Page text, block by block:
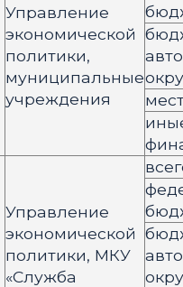
Управление
экономической
политики,
муниципальные
учреждения
Управление
экономической
политики, МКУ
«Служба